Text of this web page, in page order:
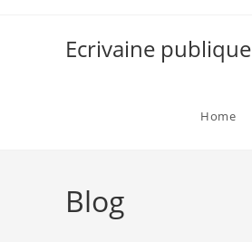
Ecrivaine publique
Home
Blog